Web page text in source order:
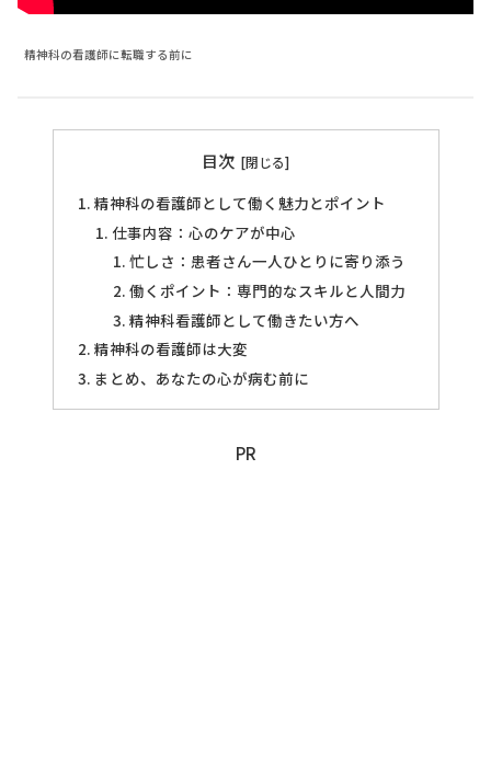
精神科の看護師に転職する前に
目次
精神科の看護師として働く魅力とポイント
仕事内容：心のケアが中心
忙しさ：患者さん一人ひとりに寄り添う
働くポイント：専門的なスキルと人間力
精神科看護師として働きたい方へ
精神科の看護師は大変
まとめ、あなたの心が病む前に
PR